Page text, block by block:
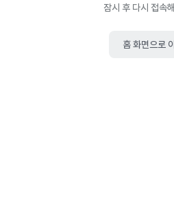
잠시 후 다시 접속
홈 화면으로